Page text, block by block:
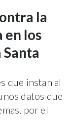
la
en los
que instan al
datos que
por el